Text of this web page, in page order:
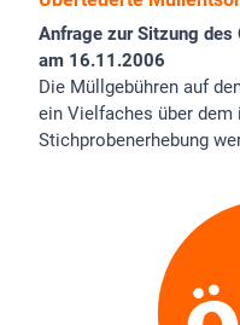
Anfrage zur Sitzung
am 16.11.2006
Die Müllgebühren auf
ein Vielfaches über dem
Stichprobenerhebung